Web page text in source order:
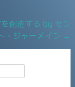
創造する by セン
ト・ジャーメイン →